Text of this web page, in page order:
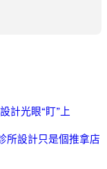
計光眼“盯”上
所設計只是個推拿店